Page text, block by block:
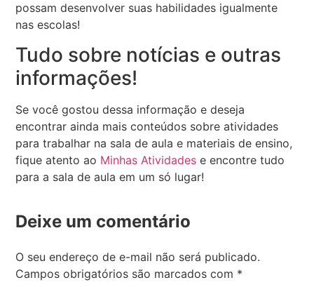
possam desenvolver suas habilidades igualmente
nas escolas!
Tudo sobre notícias e outras
informações!
Se você gostou dessa informação e deseja
encontrar ainda mais conteúdos sobre atividades
para trabalhar na sala de aula e materiais de ensino,
fique atento ao Minhas Atividades e encontre tudo
para a sala de aula em um só lugar!
Deixe um comentário
O seu endereço de e-mail não será publicado.
Campos obrigatórios são marcados com *